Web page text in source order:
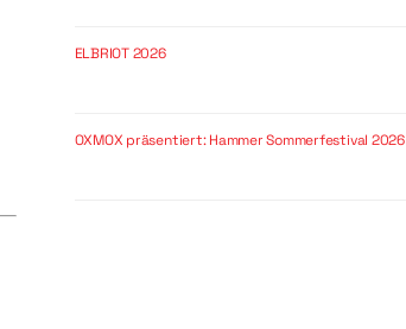
ELBRIOT 2026
OXMOX präsentiert: Hammer Sommerfestival 2026